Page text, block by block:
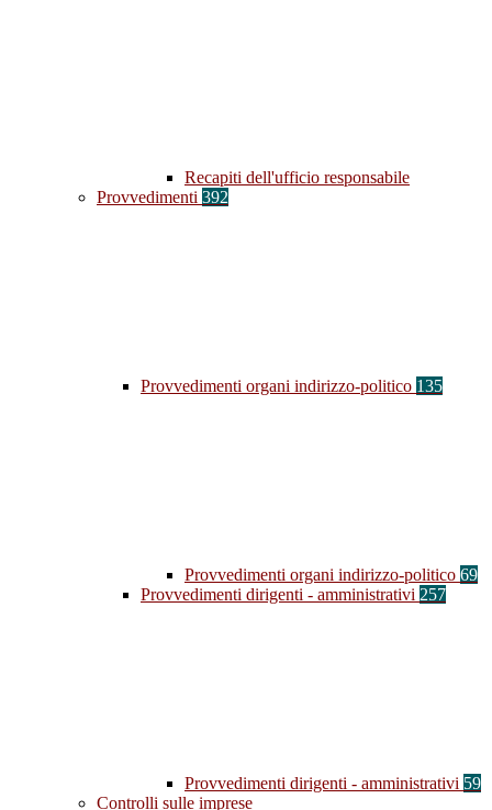
Recapiti dell'ufficio responsabile
Provvedimenti 392
Provvedimenti organi indirizzo-politico 135
Provvedimenti organi indirizzo-politico 69
Provvedimenti dirigenti - amministrativi 257
Provvedimenti dirigenti - amministrativi 59
Controlli sulle imprese